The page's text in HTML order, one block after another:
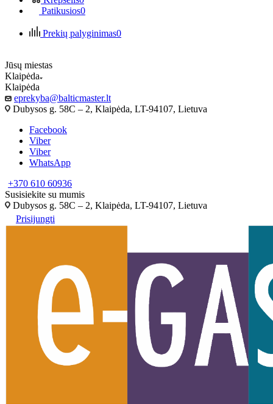
Patikusios0
Prekių palyginimas0
Jūsų miestas
Klaipėda
Klaipėda
eprekyba@balticmaster.lt
Dubysos g. 58C – 2, Klaipėda, LT-94107, Lietuva
Facebook
Viber
Viber
WhatsApp
+370 610 60936
Susisiekite su mumis
Dubysos g. 58C – 2, Klaipėda, LT-94107, Lietuva
Prisijungti